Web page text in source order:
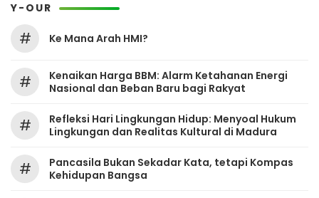
Y-OUR
# Ke Mana Arah HMI?
#
Kenaikan Harga BBM: Alarm Ketahanan Energi
Nasional dan Beban Baru bagi Rakyat
#
Refleksi Hari Lingkungan Hidup: Menyoal Hukum
Lingkungan dan Realitas Kultural di Madura
#
Pancasila Bukan Sekadar Kata, tetapi Kompas
Kehidupan Bangsa